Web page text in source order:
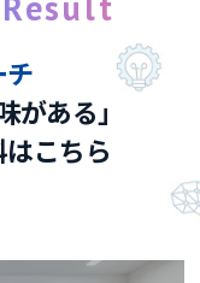
チ
がある」
こちら